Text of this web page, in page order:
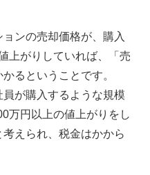
ンの売却価格が、購入
上がりしていれば、「売
るということです。
が購入するような規模
万円以上の値上がりをし
えられ、税金はかから